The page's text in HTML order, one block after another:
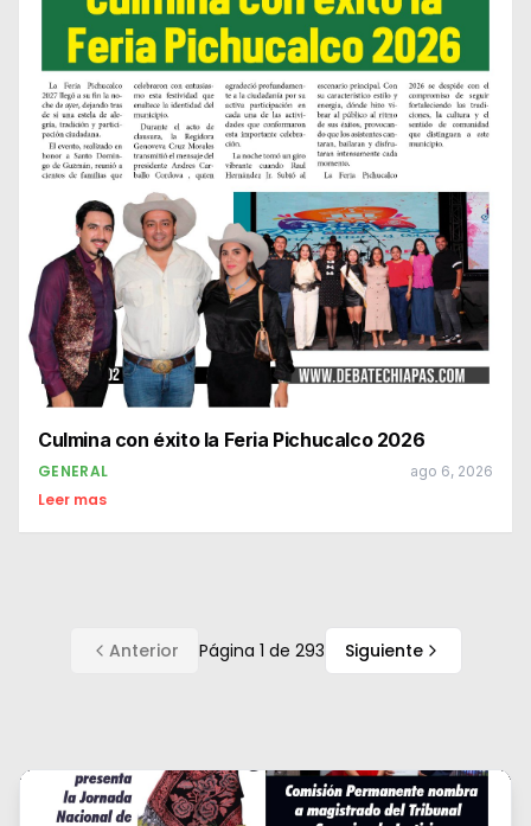
Culmina con éxito la Feria Pichucalco 2026
GENERAL ago 6, 2026
Leer mas
Anterior Página 1 de 293 Siguiente